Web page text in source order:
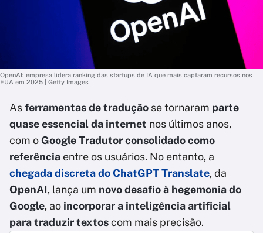
OpenAI: empresa lidera ranking das startups de IA que mais captaram recursos nos
EUA em 2025 | Getty Images
Asferramentas de tradução se tornaram parte
quase essencial da internet nos últimos anos,
com oGoogle Tradutor consolidado como
referência entre os usuários. No entanto, a
chegada discreta do ChatGPT Translate, da
OpenAI, lança um novo desafio à hegemonia do
Google, ao incorporar a inteligência artificial
para traduzir textoscom mais precisão.